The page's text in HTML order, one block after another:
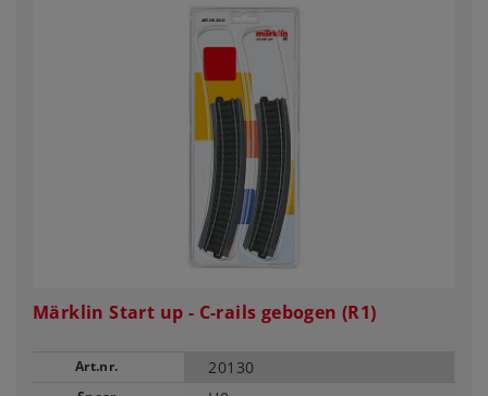
Märklin Start up - C-rails gebogen (R1)
Art.nr. 20130